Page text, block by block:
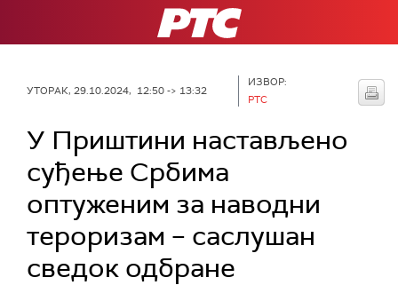
РТС
УТОРАК, 29.10.2024, 12:50 -> 13:32
ИЗВОР:
РТС
У Приштини настављено
суђење Србима
оптуженим за наводни
тероризам – саслушан
сведок одбране